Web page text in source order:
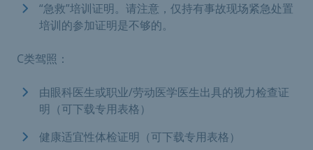
“急救”培训证明。请注意，仅持有事故现场紧急处置
培训的参加证明是不够的。
C类驾照：
由眼科医生或职业/劳动医学医生出具的视力检查证
明（可下载专用表格）
健康适宜性体检证明（可下载专用表格）